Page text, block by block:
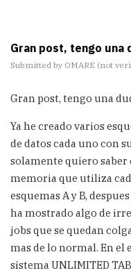
Gran post, tengo una
Submitted by OMARE (not
Gran post, tengo una
Ya he creado varios
de datos cada uno con
solamente quiero
memoria que utiliza
esquemas A y B,
ha mostrado algo de
jobs que se quedan
mas de lo normal. En el
sistema UNLIMITED